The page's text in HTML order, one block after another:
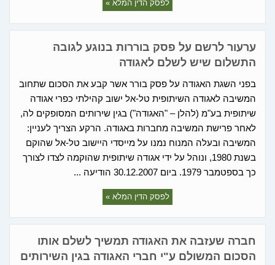
לפסק הדין המלא »
ערעור לרשם על פסק בוררות בנוגע לגובה
התשלום שיש לשלם לאגודה
בפני השגת האגודה על פסק בורר אשר קבע את הסכום שתחוב
המשיבה לאגודה השיתופית טל-אל ישוב קהילתי כפרי אגודה
שיתופית בע"מ (להלן – "האגודה") בגין שירותים המסופקים לה,
לאחר פרישת המשיבה מחברות באגודה. הרקע הצריך לעניין:
המשיבה ובעלה המנוח נמנו על מייסדי היישוב טל-אל שהוקם
בשנת 1980, ונוהל על ידי אגודה שיתופית שהוקמה לצדו לצורך
כך בספטמבר 1979. ביום 30.12.2007 הודיעה ...
לפסק הדין המלא »
חברה שעזבה את האגודה תמשיך לשלם אותו
הסכום המשולם ע"י חברי האגודה בגין השירותים